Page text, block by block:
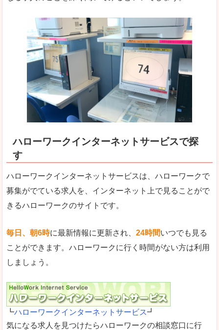
ハローワークインターネットサービスで探
す
ハローワークインターネットサービスは、ハローワークで
募集がでている求人を、インターネット上で見ることがで
きるハローワークのサイトです。
毎日、朝6時に最新情報に更新され、 24時間いつでも見る
ことができます。ハローワークに行く時間がない方は利用
しましょう。
┗ハローワークインターネットサービス┛
気になる求人を見つけたらハローワークの相談窓口に行